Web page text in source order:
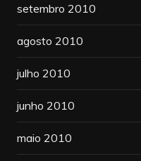
setembro 2010
agosto 2010
julho 2010
junho 2010
maio 2010